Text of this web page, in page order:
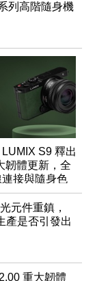
列高階隨身機
S9 釋出
韌體更新，全
接與隨身色
元件重鎮，
產是否引發出
重大韌體